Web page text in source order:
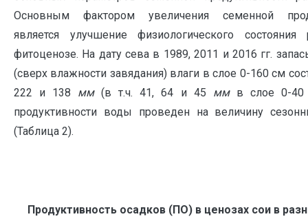
Основным фактором увеличения семенной
является улучшение физиологического состояния
фитоценозе. На дату сева в 1989, 2011 и 2016 гг.
(сверх влажности завядания) влаги в слое 0-160 см
222 и 138 мм(в т.ч. 41, 64 и 45 ммв слое 0-40
продуктивности воды проведен на величину
(Таблица 2).
Продуктивность осадков (ПО) в ценозах сои в